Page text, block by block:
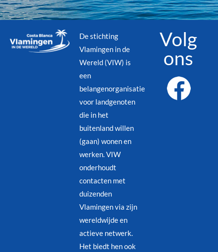
De stichting
Vlamingen in de
Wereld (VIW) is
een
belangenorganisatie
voor landgenoten
die in het
buitenland willen
(gaan) wonen en
werken. VIW
onderhoudt
contacten met
duizenden
Vlamingen via zijn
wereldwijde en
actieve netwerk.
Het biedt hen ook
Volg
ons